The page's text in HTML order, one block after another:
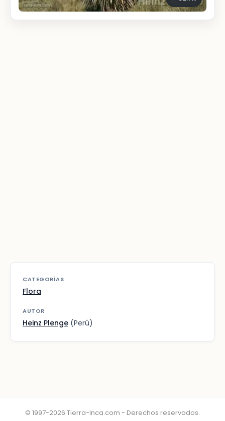
CATEGORÍAS
Flora
AUTOR
Heinz Plenge (Perú)
© 1997-2026 Tierra-Inca.com - Derechos reservados.